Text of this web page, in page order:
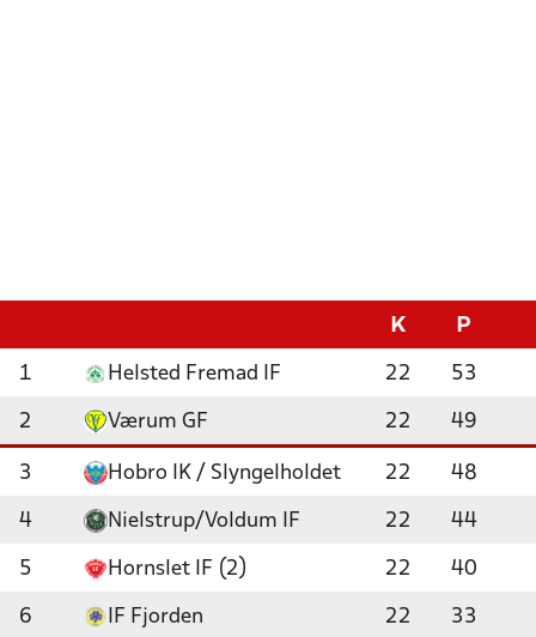
K P
1 Helsted Fremad IF 22 53
2 Værum GF 22 49
3 Hobro IK / Slyngelholdet 22 48
4 Nielstrup/Voldum IF 22 44
5 Hornslet IF (2) 22 40
6 IF Fjorden 22 33